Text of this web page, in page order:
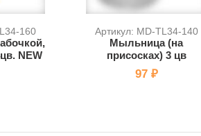
160
NEW
Артикул: MD-TL34-140
Мыльница (на
присосках) 3 цв
97 ₽